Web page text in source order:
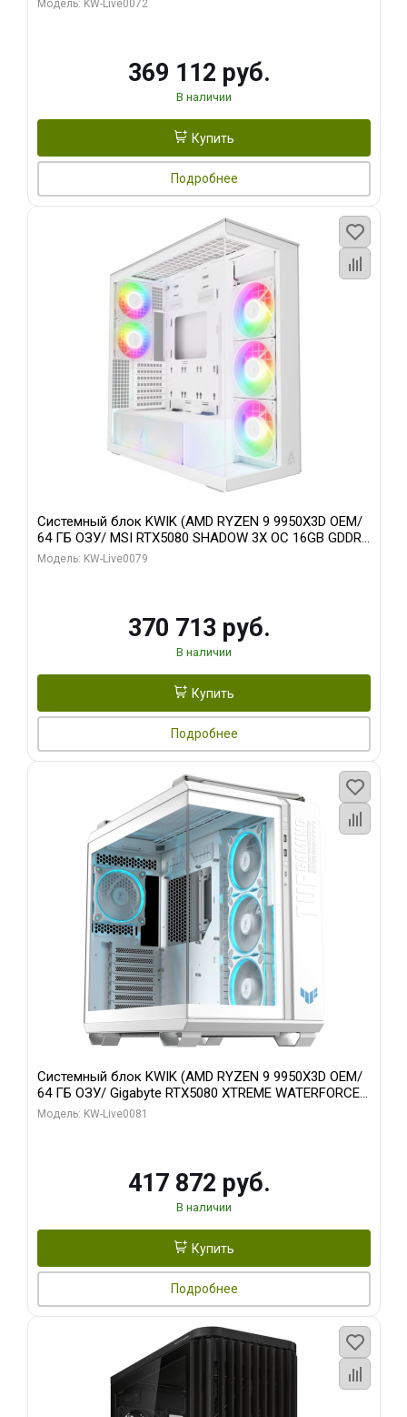
Модель: KW-Live0072
369 112 руб.
В наличии
Купить
Подробнее
Системный блок KWIK (AMD RYZEN 9 9950X3D OEM/
64 ГБ ОЗУ/ MSI RTX5080 SHADOW 3X OC 16GB GDDR7
256bit 3xDP HDMI/ 960 ГБ SSD)
Модель: KW-Live0079
370 713 руб.
В наличии
Купить
Подробнее
Системный блок KWIK (AMD RYZEN 9 9950X3D OEM/
64 ГБ ОЗУ/ Gigabyte RTX5080 XTREME WATERFORCE
16GB GDDR7 256bit/ 1 ТБ SSD)
Модель: KW-Live0081
417 872 руб.
В наличии
Купить
Подробнее